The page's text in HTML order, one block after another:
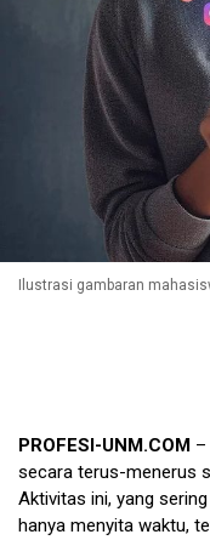
Ilustrasi gambaran
PROFESI-UNM.COM –
secara terus-menerus
Aktivitas ini, yang
hanya menyita waktu,